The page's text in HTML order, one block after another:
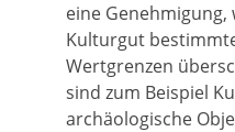
eine Genehmigung,
Kulturgut
Wertgrenzen
sind zum Beispiel
archäologische